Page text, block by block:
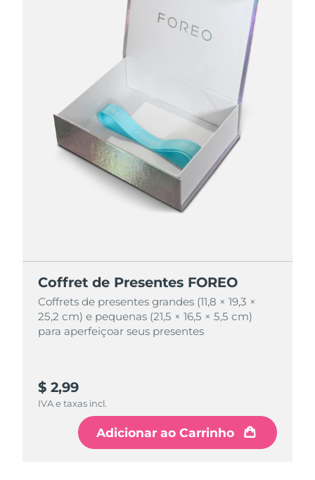
Coffret de Presentes FOREO
Coffrets de presentes grandes (11,8 × 19,3 ×
25,2 cm) e pequenas (21,5 × 16,5 × 5,5 cm)
para aperfeiçoar seus presentes
$ 2,99
IVA e taxas incl.
Adicionar ao Carrinho
Coffret de Presentes FOREO
Coffrets de presentes grandes (11,8 × 19,3 ×
25,2 cm) e pequenas (21,5 × 16,5 × 5,5 cm)
para aperfeiçoar seus presentes
$ 4,99
IVA e taxas incl.
Adicionar ao Carrinho